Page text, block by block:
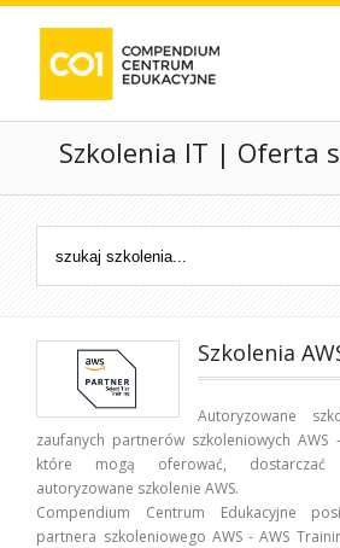
Szkolenia IT | Oferta
Szkolenia
Autoryzowane
zaufanych partnerów szkoleniowych
które mogą oferować, dostarczać
autoryzowane szkolenie AWS.
Compendium Centrum Edukacyjne
partnera szkoleniowego AWS - AWS